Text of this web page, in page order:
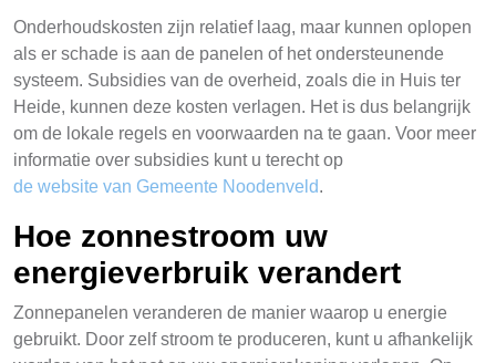
Onderhoudskosten zijn relatief laag, maar kunnen oplopen
als er schade is aan de panelen of het ondersteunende
systeem. Subsidies van de overheid, zoals die in Huis ter
Heide, kunnen deze kosten verlagen. Het is dus belangrijk
om de lokale regels en voorwaarden na te gaan. Voor meer
informatie over subsidies kunt u terecht op
de website van Gemeente Noodenveld.
Hoe zonnestroom uw
energieverbruik verandert
Zonnepanelen veranderen de manier waarop u energie
gebruikt. Door zelf stroom te produceren, kunt u afhankelijk